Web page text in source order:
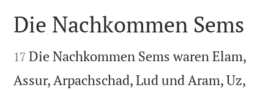

Die Nachkommen Sems

17 Die Nachkommen Sems waren Elam,
Assur, Arpachschad, Lud und Aram, Uz,